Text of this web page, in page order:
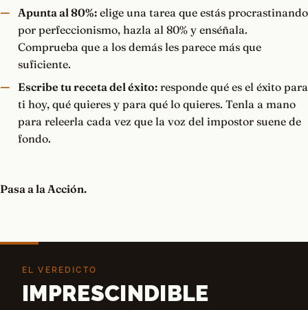
Apunta al 80%:elige una tarea que estás procrastinando
por perfeccionismo, hazla al 80% y enséñala.
Comprueba que a los demás les parece más que
suficiente.
Escribe tu receta del éxito:responde qué es el éxito para
ti hoy, qué quieres y para qué lo quieres. Tenla a mano
para releerla cada vez que la voz del impostor suene de
fondo.
Pasa a la Acción.
EL VEREDICTO
IMPRESCINDIBLE